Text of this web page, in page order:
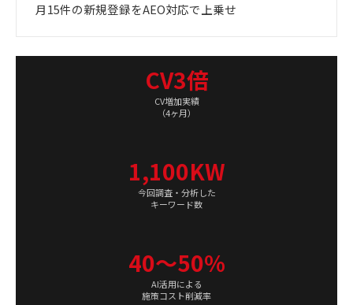
月15件の新規登録をAEO対応で上乗せ
CV3倍
CV増加実績
（4ヶ月）
1,100KW
今回調査・分析した
キーワード数
40〜50%
AI活用による
施策コスト削減率